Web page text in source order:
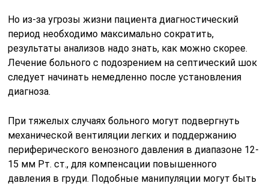
Но из-за угрозы жизни пациента диагностический
период необходимо максимально сократить,
результаты анализов надо знать, как можно скорее.
Лечение больного с подозрением на септический шок
следует начинать немедленно после установления
диагноза.
При тяжелых случаях больного могут подвергнуть
механической вентиляции легких и поддержанию
периферического венозного давления в диапазоне 12-
15 мм Рт. ст., для компенсации повышенного
давления в груди. Подобные манипуляции могут быть